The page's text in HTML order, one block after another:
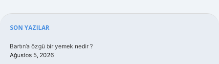
Sidebar
SON YAZILAR
Bartın’a özgü bir yemek nedir ?
Ağustos 5, 2026